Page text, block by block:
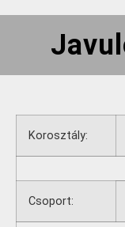
Korosztály:
Csoport: